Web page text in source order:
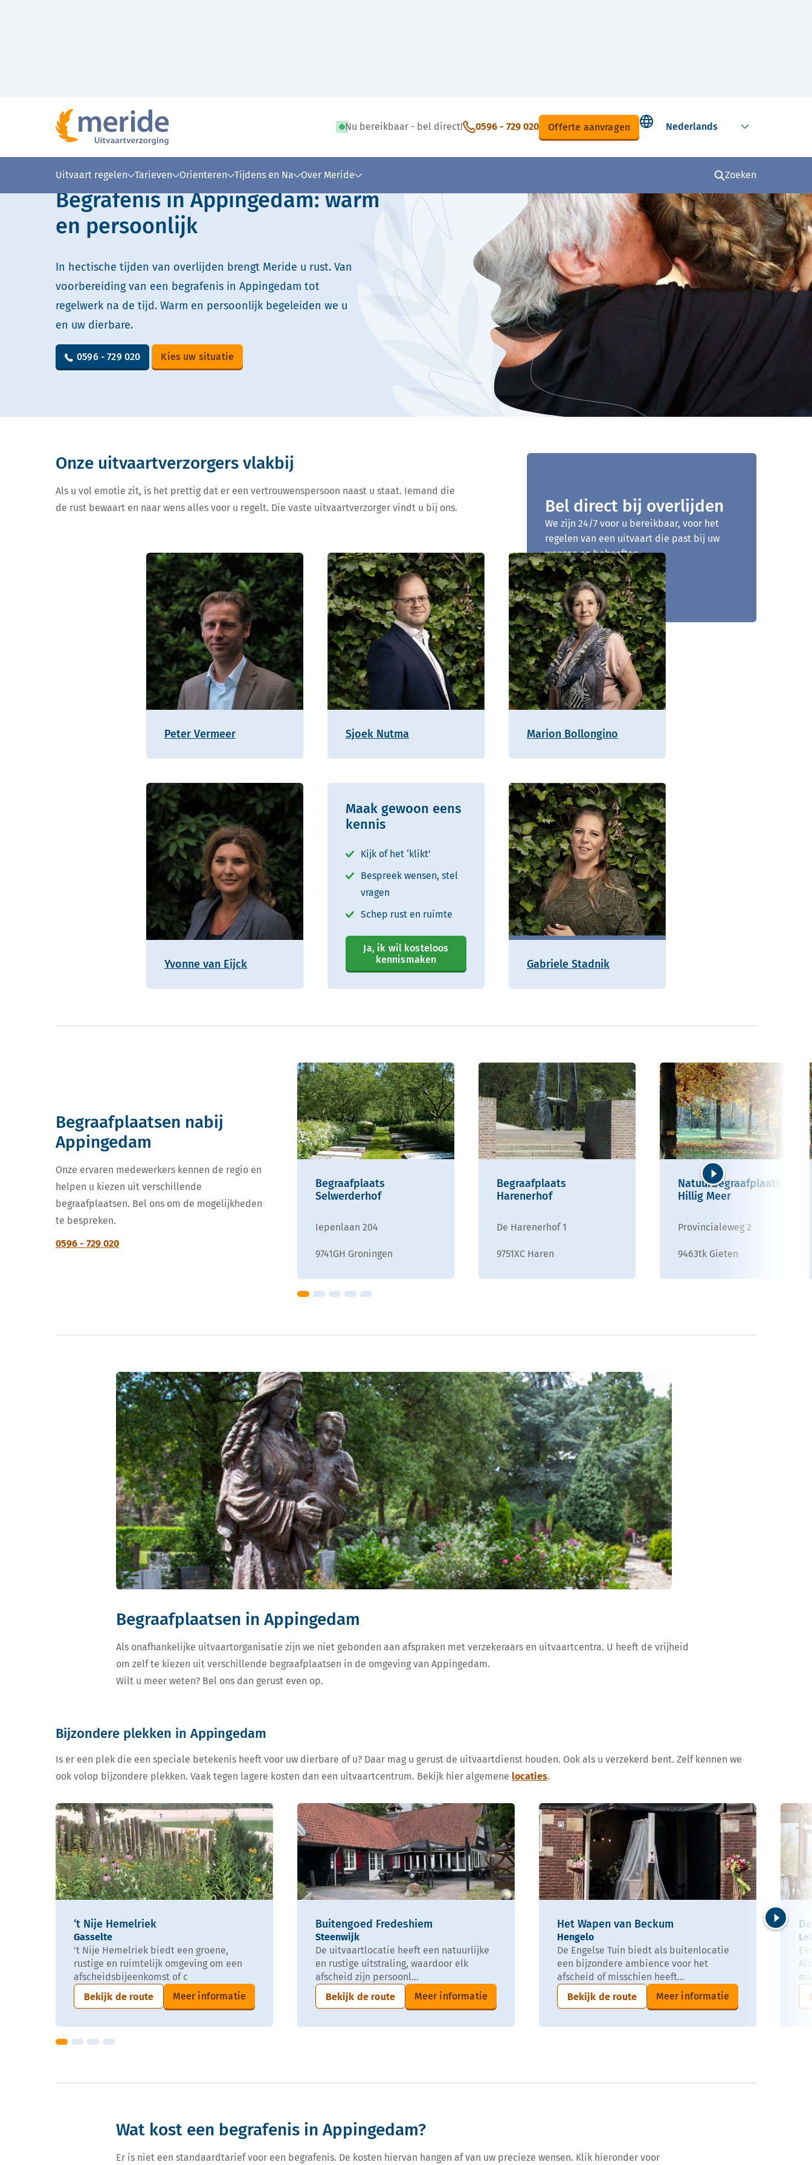
Nu bereikbaar - bel direct! 0596 - 729 020 Offerte aanvragen
Select language
Uitvaart regelen Tarieven Orienteren Tijdens en Na Over Meride Zoeken
Lees voor Uitleg woorden Simpele tekst
Begrafenis in Appingedam: warm
en persoonlijk
In hectische tijden van overlijden brengt Meride u rust. Van
voorbereiding van een begrafenis in Appingedam tot
regelwerk na de tijd. Warm en persoonlijk begeleiden we u
en uw dierbare.
0596 - 729 020 Kies uw situatie
Bel direct bij overlijden
We zijn 24/7 voor u bereikbaar, voor het
regelen van een uitvaart die past bij uw
wensen en behoeften.
0596 - 729 020
Onze uitvaartverzorgers vlakbij
Als u vol emotie zit, is het prettig dat er een vertrouwenspersoon naast u staat. Iemand die
de rust bewaart en naar wens alles voor u regelt. Die vaste uitvaartverzorger vindt u bij ons.
Peter Vermeer Sjoek Nutma Marion Bollongino
Yvonne van Eijck
Maak gewoon eens
kennis
Kijk of het ‘klikt’
Bespreek wensen, stel
vragen
Schep rust en ruimte
Ja, ik wil kosteloos
kennismaken
Gabriele Stadnik
Begraafplaatsen nabij
Appingedam
Onze ervaren medewerkers kennen de regio en
helpen u kiezen uit verschillende
begraafplaatsen. Bel ons om de mogelijkheden
te bespreken.
0596 - 729 020
Begraafplaats
Selwerderhof
Iepenlaan 204
9741GH Groningen
Begraafplaats
Harenerhof
De Harenerhof 1
9751XC Haren
Natuurbegraafplaats
Hillig Meer
Provincialeweg 2
9463tk Gieten
Volgende
Begraafplaatsen in Appingedam
Als onafhankelijke uitvaartorganisatie zijn we niet gebonden aan afspraken met verzekeraars en uitvaartcentra. U heeft de vrijheid
om zelf te kiezen uit verschillende begraafplaatsen in de omgeving van Appingedam.
Wilt u meer weten? Bel ons dan gerust even op.
Bijzondere plekken in Appingedam
Is er een plek die een speciale betekenis heeft voor uw dierbare of u? Daar mag u gerust de uitvaartdienst houden. Ook als u verzekerd bent. Zelf kennen we
ook volop bijzondere plekken. Vaak tegen lagere kosten dan een uitvaartcentrum. Bekijk hier algemene locaties.
‘t Nije Hemelriek
Gasselte
't Nije Hemelriek biedt een groene,
rustige en ruimtelijk omgeving om een
afscheidsbijeenkomst of c
Bekijk de route
Meer informatie
Buitengoed Fredeshiem
Steenwijk
De uitvaartlocatie heeft een natuurlijke
en rustige uitstraling, waardoor elk
afscheid zijn persoonl...
Bekijk de route
Meer informatie
Het Wapen van Beckum
Hengelo
De Engelse Tuin biedt als buitenlocatie
een bijzondere ambience voor het
afscheid of misschien heeft...
Bekijk de route
Meer informatie
Volgende
Wat kost een begrafenis in Appingedam?
Er is niet een standaardtarief voor een begrafenis. De kosten hiervan hangen af van uw precieze wensen. Klik hieronder voor